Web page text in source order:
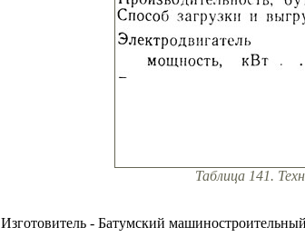
Таблица 141.
Изготовитель - Батумский